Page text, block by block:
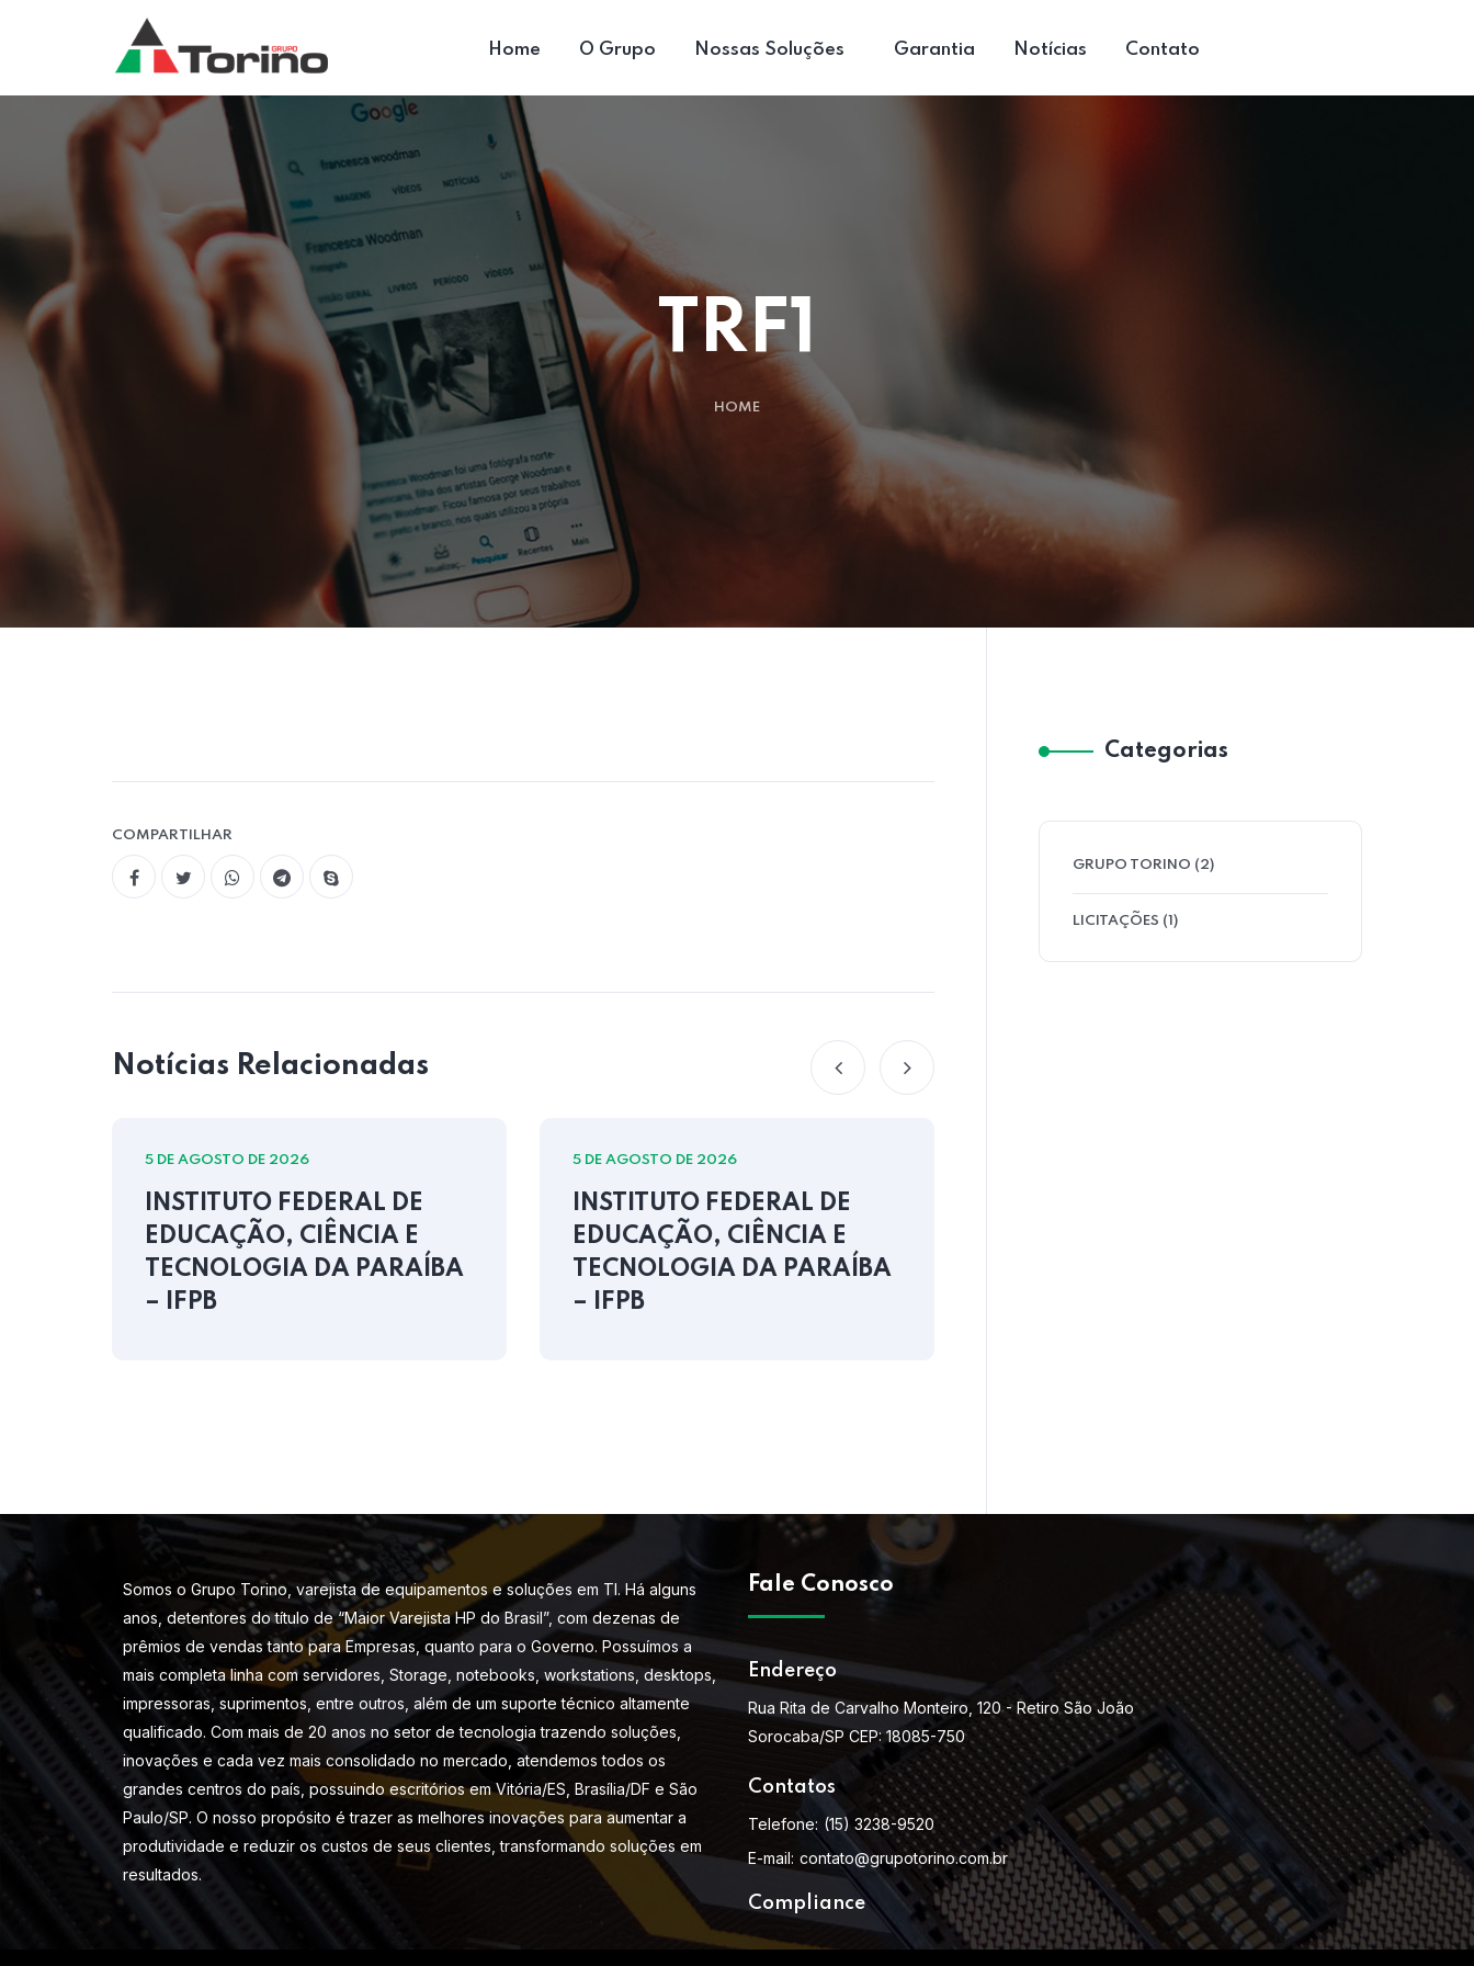
Home O Grupo Nossas Soluções Garantia Notícias Contato
TRF1
HOME
COMPARTILHAR
Notícias Relacionadas
5 DE AGOSTO DE 2026
INSTITUTO FEDERAL DE
EDUCAÇÃO, CIÊNCIA E
TECNOLOGIA DA PARAÍBA
– IFPB
5 DE AGOSTO DE 2026
INSTITUTO FEDERAL DE
EDUCAÇÃO, CIÊNCIA E
TECNOLOGIA DA PARAÍBA
– IFPB
Categorias
GRUPO TORINO (2)
LICITAÇÕES (1)
Somos o Grupo Torino, varejista de equipamentos e soluções em TI. Há alguns
anos, detentores do título de “Maior Varejista HP do Brasil”, com dezenas de
prêmios de vendas tanto para Empresas, quanto para o Governo. Possuímos a
mais completa linha com servidores, Storage, notebooks, workstations, desktops,
impressoras, suprimentos, entre outros, além de um suporte técnico altamente
qualificado. Com mais de 20 anos no setor de tecnologia trazendo soluções,
inovações e cada vez mais consolidado no mercado, atendemos todos os
grandes centros do país, possuindo escritórios em Vitória/ES, Brasília/DF e São
Paulo/SP. O nosso propósito é trazer as melhores inovações para aumentar a
produtividade e reduzir os custos de seus clientes, transformando soluções em
resultados.
Fale Conosco
Endereço
Rua Rita de Carvalho Monteiro, 120 - Retiro São João
Sorocaba/SP CEP: 18085-750
Contatos
Telefone: (15) 3238-9520
E-mail: contato@grupotorino.com.br
Compliance